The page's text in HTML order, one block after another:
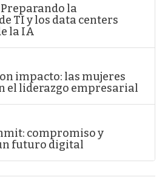
la
TI y los data centers
la IA
impacto: las mujeres
el liderazgo empresarial
compromiso y
futuro digital